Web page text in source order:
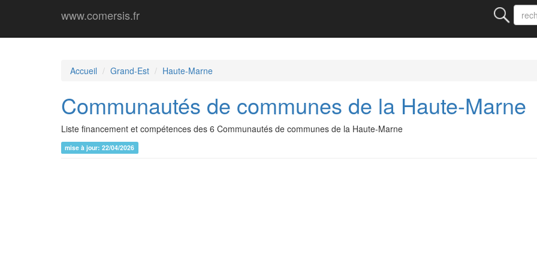
www.comersis.fr
Accueil Grand-Est Haute-Marne
Communautés de communes de la Haute-Marne
Liste financement et compétences des 6 Communautés de communes de la Haute-Marne
mise à jour: 22/04/2026